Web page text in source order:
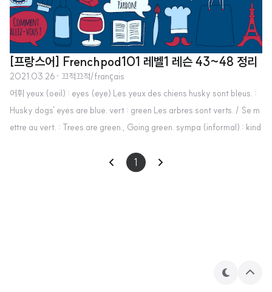
[프랑스어] Frenchpod101 레벨1 레슨 43~48 정리
2021.03.26 · 끄적끄적/français
어휘 yeux (oeil) : eyes (eye) Les yeux des chiens husky sont bleus. :
Husky dogs' eyes are blue. vert : green Les arbres sont verts. / Se m
ettre au vert. : Trees are green., Going green. sympa (informal) : kind
rgeous Elle est canon. : She is gorgeous. dire : to say, to tell Je pouv
1
테
상